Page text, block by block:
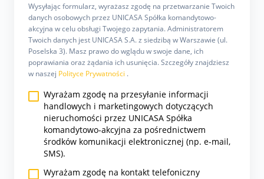
Wysyłając formularz, wyrażasz zgodę na przetwarzanie Twoich
danych osobowych przez UNICASA Spółka komandytowo-
akcyjna w celu obsługi Twojego zapytania. Administratorem
Twoich danych jest UNICASA S.A. z siedzibą w Warszawie (ul.
Poselska 3). Masz prawo do wglądu w swoje dane, ich
poprawiania oraz żądania ich usunięcia. Szczegóły znajdziesz
w naszej Polityce Prywatności .
Wyrażam zgodę na przesyłanie informacji
handlowych i marketingowych dotyczących
nieruchomości przez UNICASA Spółka
komandytowo-akcyjna za pośrednictwem
środków komunikacji elektronicznej (np. e-mail,
SMS).
Wyrażam zgodę na kontakt telefoniczny